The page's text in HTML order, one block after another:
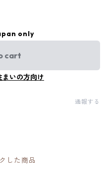
only
cart
まいの方向け
通報する
した商品